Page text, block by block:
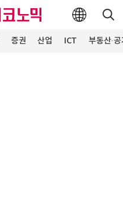
증권 산업 ICT 부동산·